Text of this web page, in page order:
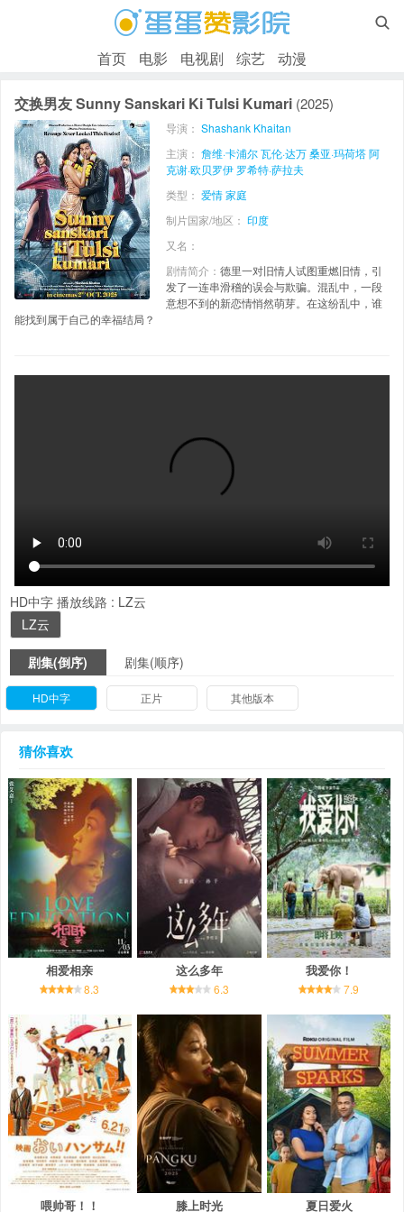

首页 电影 电视剧 综艺 动漫
交换男友 Sunny Sanskari Ki Tulsi Kumari (2025)
导演： Shashank Khaitan
主演： 詹维·卡浦尔瓦伦·达万桑亚·玛荷塔阿
克谢·欧贝罗伊 罗希特·萨拉夫
类型： 爱情家庭
制片国家/地区： 印度
又名：
剧情简介： 德里一对旧情人试图重燃旧情，引
发了一连串滑稽的误会与欺骗。混乱中，一段
意想不到的新恋情悄然萌芽。在这纷乱中，谁
能找到属于自己的幸福结局？
HD中字 播放线路 : LZ云
LZ云
剧集(倒序) 剧集(顺序)
HD中字 正片 其他版本
猜你喜欢
相爱相亲
8.3
这么多年
6.3
我爱你！
7.9
喂帅哥！！ 膝上时光 夏日爱火